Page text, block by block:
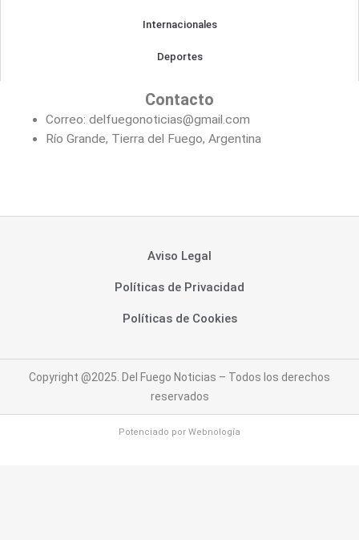
Internacionales
Deportes
Contacto
Correo: delfuegonoticias@gmail.com
Río Grande, Tierra del Fuego, Argentina
Aviso Legal
Políticas de Privacidad
Políticas de Cookies
Copyright @2025. Del Fuego Noticias – Todos los derechos
reservados
Potenciado por Webnología